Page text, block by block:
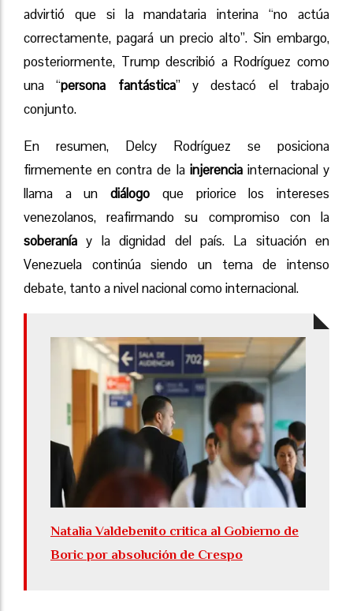
advirtió que si la mandataria interina “no actúa
correctamente, pagará un precio alto”. Sin embargo,
posteriormente, Trump describió a Rodríguez como
una “persona fantástica” y destacó el trabajo
conjunto.
En resumen, Delcy Rodríguez se posiciona
firmemente en contra de la injerenciainternacional y
llama a undiálogo que priorice los intereses
venezolanos, reafirmando su compromiso con la
soberanía y la dignidad del país. La situación en
Venezuela continúa siendo un tema de intenso
debate, tanto a nivel nacional como internacional.
Natalia Valdebenito critica al Gobierno de
Boric por absolución de Crespo